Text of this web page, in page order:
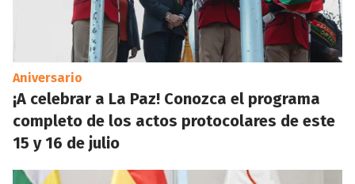
Aniversario
¡A celebrar a La Paz! Conozca el programa
completo de los actos protocolares de este
15 y 16 de julio